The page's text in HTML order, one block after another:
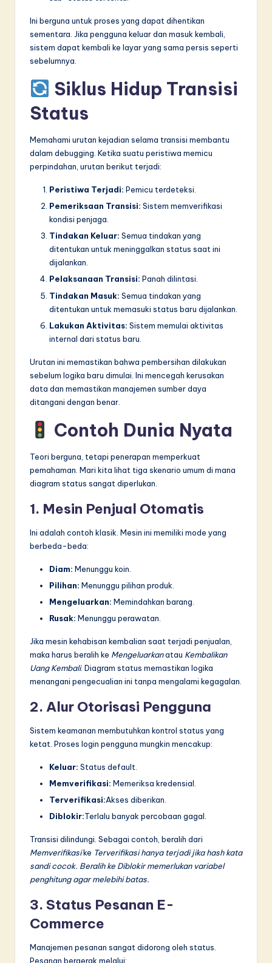
Ini berguna untuk proses yang dapat dihentikan
sementara. Jika pengguna keluar dan masuk kembali,
sistem dapat kembali ke layar yang sama persis seperti
sebelumnya.
Siklus Hidup Transisi
Status
Memahami urutan kejadian selama transisi membantu
dalam debugging. Ketika suatu peristiwa memicu
perpindahan, urutan berikut terjadi:
Peristiwa Terjadi: Pemicu terdeteksi.
Pemeriksaan Transisi: Sistem memverifikasi
kondisi penjaga.
Tindakan Keluar: Semua tindakan yang
ditentukan untuk meninggalkan status saat ini
dijalankan.
Pelaksanaan Transisi: Panah dilintasi.
Tindakan Masuk: Semua tindakan yang
ditentukan untuk memasuki status baru dijalankan.
Lakukan Aktivitas: Sistem memulai aktivitas
internal dari status baru.
Urutan ini memastikan bahwa pembersihan dilakukan
sebelum logika baru dimulai. Ini mencegah kerusakan
data dan memastikan manajemen sumber daya
ditangani dengan benar.
Contoh Dunia Nyata
Teori berguna, tetapi penerapan memperkuat
pemahaman. Mari kita lihat tiga skenario umum di mana
diagram status sangat diperlukan.
1. Mesin Penjual Otomatis
Ini adalah contoh klasik. Mesin ini memiliki mode yang
berbeda-beda:
Diam: Menunggu koin.
Pilihan: Menunggu pilihan produk.
Mengeluarkan: Memindahkan barang.
Rusak: Menunggu perawatan.
Jika mesin kehabisan kembalian saat terjadi penjualan,
maka harus beralih ke Mengeluarkanatau Kembalikan
Uang Kembali. Diagram status memastikan logika
menangani pengecualian ini tanpa mengalami kegagalan.
2. Alur Otorisasi Pengguna
Sistem keamanan membutuhkan kontrol status yang
ketat. Proses login pengguna mungkin mencakup:
Keluar: Status default.
Memverifikasi: Memeriksa kredensial.
Terverifikasi:Akses diberikan.
Diblokir:Terlalu banyak percobaan gagal.
Transisi dilindungi. Sebagai contoh, beralih dari
Memverifikasike Terverifikasi hanya terjadi jika hash kata
sandi cocok. Beralih ke Diblokirmemerlukan variabel
penghitung agar melebihi batas.
3. Status Pesanan E-
Commerce
Manajemen pesanan sangat didorong oleh status.
Pesanan bergerak melalui: